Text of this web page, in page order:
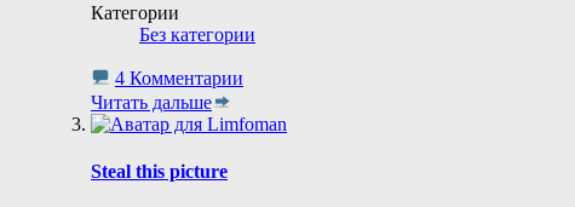
Категории
Без категории
4 Комментарии
Читать дальше
Steal this picture